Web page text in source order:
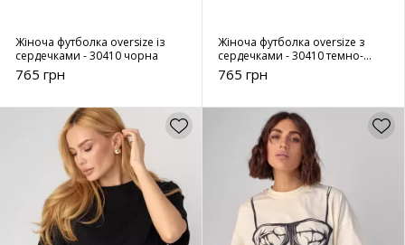
Жіноча футболка oversize із
сердечками - 30410 чорна
765 грн
Жіноча футболка oversize з
сердечками - 30410 темно-
сіра
765 грн